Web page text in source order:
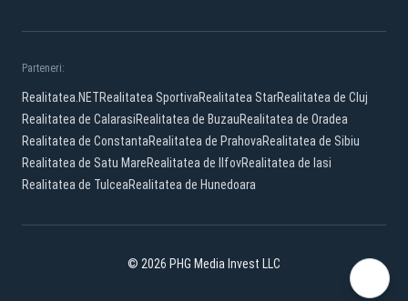
Parteneri:
Realitatea.NETRealitatea SportivaRealitatea StarRealitatea de Cluj
Realitatea de CalarasiRealitatea de BuzauRealitatea de Oradea
Realitatea de ConstantaRealitatea de PrahovaRealitatea de Sibiu
Realitatea de Satu MareRealitatea de IlfovRealitatea de Iasi
Realitatea de TulceaRealitatea de Hunedoara
© 2026 PHG Media Invest LLC